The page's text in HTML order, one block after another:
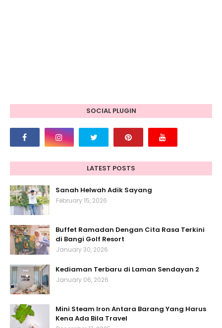
SOCIAL PLUGIN
LATEST POSTS
Sanah Helwah Adik Sayang
February 15, 2026
Buffet Ramadan Dengan Cita Rasa Terkini
di Bangi Golf Resort
January 30, 2026
Kediaman Terbaru di Laman Sendayan 2
January 06, 2026
Mini Steam Iron Antara Barang Yang Harus
Kena Ada Bila Travel